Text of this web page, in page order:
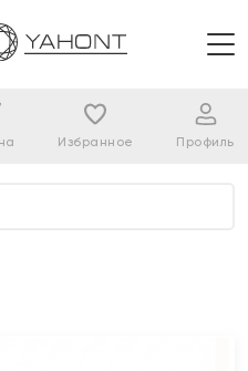
Избранное Профиль